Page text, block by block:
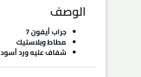
الوصف
جراب أيفون 7
مطاط وبلاستيك
شفاف عليه ورد أسود